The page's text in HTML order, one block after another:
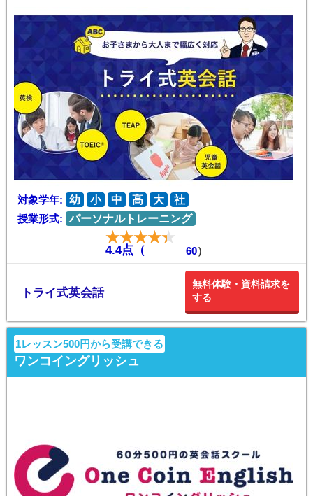
対象学年: 幼 小 中 高 大
社
授業形式: パーソナルトレーニング
4.4点（ 60）
トライ式英会話
無料体験・資料請求を
する
1レッスン500円から受講できる
ワンコイングリッシュ